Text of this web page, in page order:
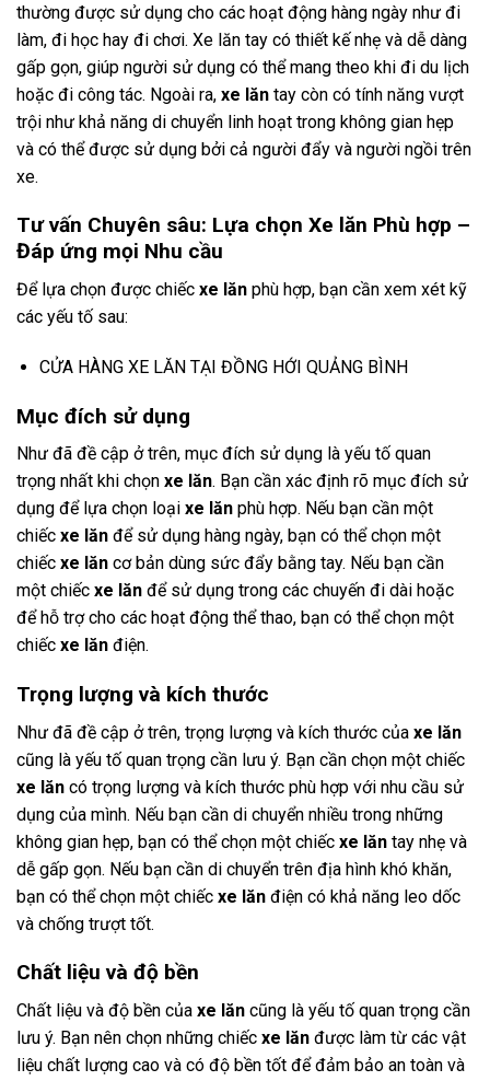
thường được sử dụng cho các hoạt động hàng ngày như đi
làm, đi học hay đi chơi. Xe lăn tay có thiết kế nhẹ và dễ dàng
gấp gọn, giúp người sử dụng có thể mang theo khi đi du lịch
hoặc đi công tác. Ngoài ra, xe lăn tay còn có tính năng vượt
trội như khả năng di chuyển linh hoạt trong không gian hẹp
và có thể được sử dụng bởi cả người đẩy và người ngồi trên
xe.
Tư vấn Chuyên sâu: Lựa chọn Xe lăn Phù hợp –
Đáp ứng mọi Nhu cầu
Để lựa chọn được chiếc xe lăn phù hợp, bạn cần xem xét kỹ
các yếu tố sau:
CỬA HÀNG XE LĂN TẠI ĐỒNG HỚI QUẢNG BÌNH
Mục đích sử dụng
Như đã đề cập ở trên, mục đích sử dụng là yếu tố quan
trọng nhất khi chọn xe lăn. Bạn cần xác định rõ mục đích sử
dụng để lựa chọn loại xe lăn phù hợp. Nếu bạn cần một
chiếc xe lăn để sử dụng hàng ngày, bạn có thể chọn một
chiếc xe lăn cơ bản dùng sức đẩy bằng tay. Nếu bạn cần
một chiếc xe lăn để sử dụng trong các chuyến đi dài hoặc
để hỗ trợ cho các hoạt động thể thao, bạn có thể chọn một
chiếc xe lăn điện.
Trọng lượng và kích thước
Như đã đề cập ở trên, trọng lượng và kích thước của xe lăn
cũng là yếu tố quan trọng cần lưu ý. Bạn cần chọn một chiếc
xe lăn có trọng lượng và kích thước phù hợp với nhu cầu sử
dụng của mình. Nếu bạn cần di chuyển nhiều trong những
không gian hẹp, bạn có thể chọn một chiếc xe lăn tay nhẹ và
dễ gấp gọn. Nếu bạn cần di chuyển trên địa hình khó khăn,
bạn có thể chọn một chiếc xe lăn điện có khả năng leo dốc
và chống trượt tốt.
Chất liệu và độ bền
Chất liệu và độ bền của xe lăn cũng là yếu tố quan trọng cần
lưu ý. Bạn nên chọn những chiếc xe lăn được làm từ các vật
liệu chất lượng cao và có độ bền tốt để đảm bảo an toàn và